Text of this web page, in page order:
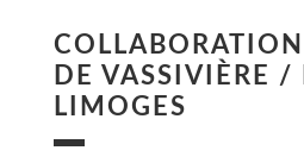
DE VASSIVIÈRE /
LIMOGES